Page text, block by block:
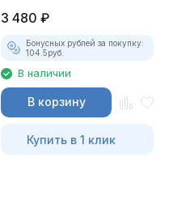
3 480 ₽
Бонусных рублей за покупку:
104.5руб.
В наличии
В корзину
Купить в 1 клик